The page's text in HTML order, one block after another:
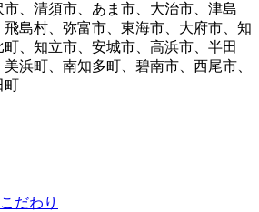
、清須市、あま市、大治市、津島
島村、弥富市、東海市、大府市、知
、知立市、安城市、高浜市、半田
浜町、南知多町、碧南市、西尾市、
町
だわり